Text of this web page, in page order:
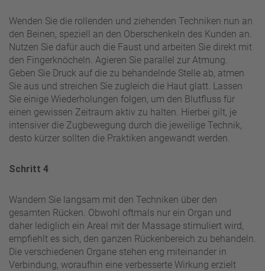
Wenden Sie die rollenden und ziehenden Techniken nun an
den Beinen, speziell an den Oberschenkeln des Kunden an.
Nutzen Sie dafür auch die Faust und arbeiten Sie direkt mit
den Fingerknöcheln. Agieren Sie parallel zur Atmung.
Geben Sie Druck auf die zu behandelnde Stelle ab, atmen
Sie aus und streichen Sie zugleich die Haut glatt. Lassen
Sie einige Wiederholungen folgen, um den Blutfluss für
einen gewissen Zeitraum aktiv zu halten. Hierbei gilt, je
intensiver die Zugbewegung durch die jeweilige Technik,
desto kürzer sollten die Praktiken angewandt werden.
Schritt 4
Wandern Sie langsam mit den Techniken über den
gesamten Rücken. Obwohl oftmals nur ein Organ und
daher lediglich ein Areal mit der Massage stimuliert wird,
empfiehlt es sich, den ganzen Rückenbereich zu behandeln.
Die verschiedenen Organe stehen eng miteinander in
Verbindung, woraufhin eine verbesserte Wirkung erzielt